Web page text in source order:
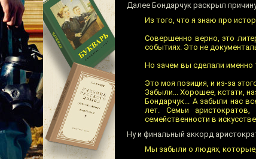
Далее Бондарчук раскрыл
Из того, что я знаю про
Совершенно верно, это
событиях. Это не
Но зачем вы сделали именно
Это моя позиция, и из-за
Забыли... Хорошее, кстати,
Бондарчук... А забыли нас
лет. Семьи
семейственности в
Ну и финальный аккорд
Мы забыли о людях,